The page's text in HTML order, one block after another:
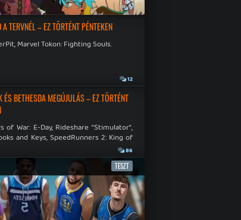
9
TERVNÉL – EZ TÖRTÉNT PÉNTEKEN
Marvel Tokon: Fighting Souls.
12
BETHESDA MEGÚJULÁS – EZ TÖRTÉNT
of War: E-Day, Rideshare "Stimulator",
and Keys, SpeedRunners 2: King of
86
TESZT